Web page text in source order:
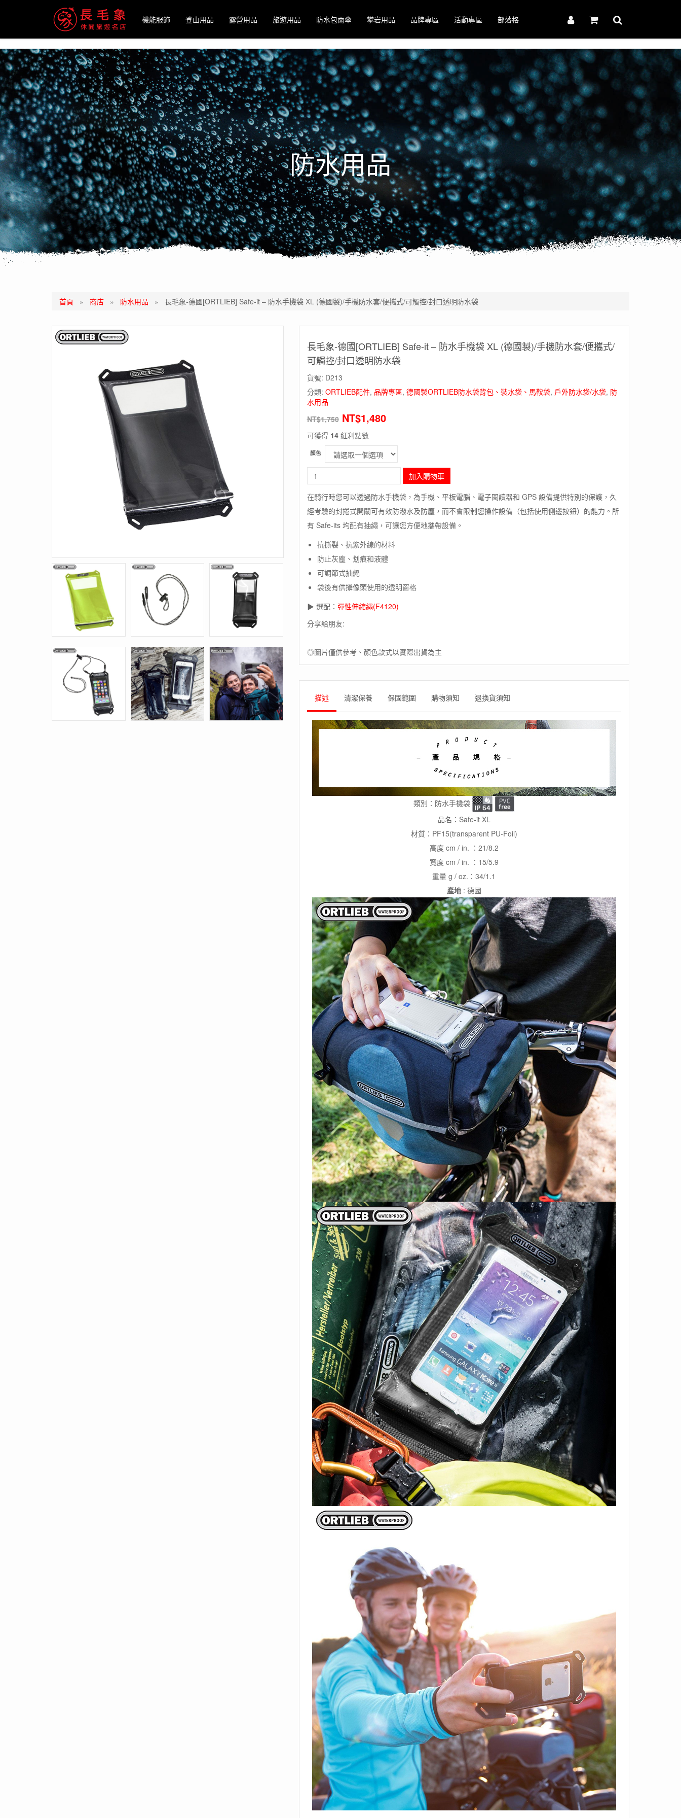
機能服飾
登山用品 露營用品 旅遊用品 防水包雨傘 攀岩用品 品牌專區 活動專區 部落格
防水用品
首頁 » 商店 » 防水用品 » 長毛象-德國[ORTLIEB] Safe-it – 防水手機袋 XL (德國製)/手機防水套/便攜式/可觸控/封口透明防水袋
長毛象-德國[ORTLIEB] Safe-it – 防水手機袋 XL (德國製)/手機防水套/便攜式/
可觸控/封口透明防水袋
貨號: D213
分類: ORTLIEB配件, 品牌專區, 德國製ORTLIEB防水袋背包、裝水袋、馬鞍袋, 戶外防水袋/水袋, 防
水用品
NT$1,750 NT$1,480
可獲得 14紅利點數
顏色
毛
象-
德
國
[ORTLIEB]
it
防
水
袋
(德
手
機
套/
攜
封
明
加入購物車
在騎行時您可以透過防水手機袋，為手機、平板電腦、電子閱讀器和 GPS 設備提供特別的保護，久
經考驗的封捲式開關可有效防潑水及防塵，而不會限制您操作設備（包括使用側邊按鈕）的能力。所
有 Safe-its 均配有抽繩，可讓您方便地攜帶設備。
抗撕裂、抗紫外線的材料
防止灰塵、划痕和液體
可調節式抽繩
袋後有供攝像頭使用的透明窗格
▶ 選配： 彈性伸縮繩(F4120)
分享給朋友:
◎圖片僅供參考、顏色款式以實際出貨為主
描述 清潔保養 保固範圍 購物須知 退換貨須知
類別：防水手機袋
品名：Safe-it XL
材質：PF15(transparent PU-Foil)
高度 cm / in. ：21/8.2
寬度 cm / in. ：15/5.9
重量 g / oz.：34/1.1
產地: 德國